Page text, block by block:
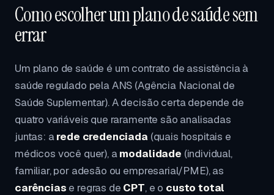
Como escolher um plano de saúde sem
errar
Um plano de saúde é um contrato de assistência à
saúde regulado pela ANS (Agência Nacional de
Saúde Suplementar). A decisão certa depende de
quatro variáveis que raramente são analisadas
juntas: a rede credenciada (quais hospitais e
médicos você quer), amodalidade (individual,
familiar, por adesão ou empresarial/PME), as
carências e regras de CPT, e o custo total